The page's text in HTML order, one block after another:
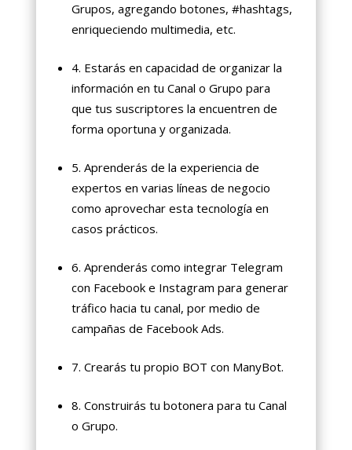
Grupos, agregando botones, #hashtags,
enriqueciendo multimedia, etc.
4. Estarás en capacidad de organizar la
información en tu Canal o Grupo para
que tus suscriptores la encuentren de
forma oportuna y organizada.
5. Aprenderás de la experiencia de
expertos en varias líneas de negocio
como aprovechar esta tecnología en
casos prácticos.
6. Aprenderás como integrar Telegram
con Facebook e Instagram para generar
tráfico hacia tu canal, por medio de
campañas de Facebook Ads.
7. Crearás tu propio BOT con ManyBot.
8. Construirás tu botonera para tu Canal
o Grupo.